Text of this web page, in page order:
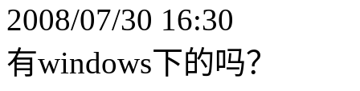
2008/07/30 16:30
有windows下的吗？